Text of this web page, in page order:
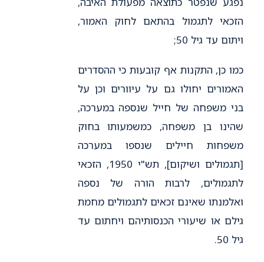
הזכאי לתגמול בהתאם לחוק האמור,
ויתום עד גיל 50;
כמו כן, התקנות אף קובעות כי ההסדרים
האמורים יחולו גם על עיוורים וכן על
בני משפחה של חייל שנספה במערכה,
שהינו בן משפחה, כמשמעותו בחוק
משפחות חיילים שנספו במערכה
[תגמולים ושיקום], תש"י 1950, הזכאי
לתגמולים, לרבות הורה של נספה
ואלמנתו שאינם זכאים לתגמולים מחמת
גילם או שיעורי הכנסותיהם ויחתום עד
גיל 50.